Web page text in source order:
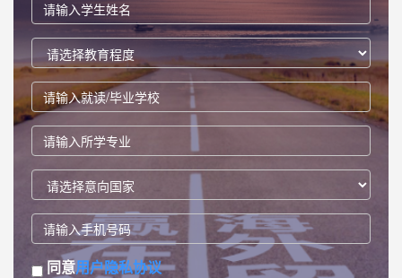
同意用户隐私协议